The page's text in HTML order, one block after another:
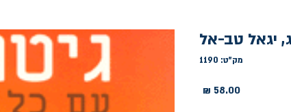
יגאל טב-אל
מק"ט: 1190